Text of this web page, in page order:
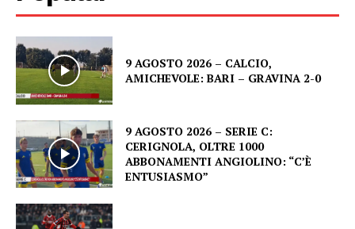
9 AGOSTO 2026 – CALCIO,
AMICHEVOLE: BARI – GRAVINA 2-0
9 AGOSTO 2026 – SERIE C:
CERIGNOLA, OLTRE 1000
ABBONAMENTI ANGIOLINO: “C’È
ENTUSIASMO”